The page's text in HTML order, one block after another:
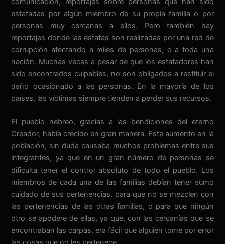
estafadas por algún miembro de su propia familia o por
personas muy cercanas a ellos. Pero también hay
reportajes donde las estafas son realizadas por una red de
corrupción afectando a miles de personas, o a toda una
nación. Muchas veces a pesar de que los estafadores han
sido encontrados culpables, no son obligados a restituir el
daño ocasionado a las personas. En la mayoría de los
países, las víctimas siempre tienden a perder sus recursos.
El pueblo hebreo, gracias a las bendiciones del eterno
Creador, había crecido en gran manera. Este aumento en la
población, sin duda causaba muchos problemas entre sus
integrantes, ya que en un gran número de personas se
dificulta tener el control absoluto de todo el pueblo. Los
miembros de cada una de las familias debían tener sumo
cuidado de sus pertenencias, para que no se mezclen con
las pertenencias de las otras familias, o para que ningún
otro se apodere de ellas, ya que, con las cercanías que se
encontraban las carpas, era fácil que alguien tome por error